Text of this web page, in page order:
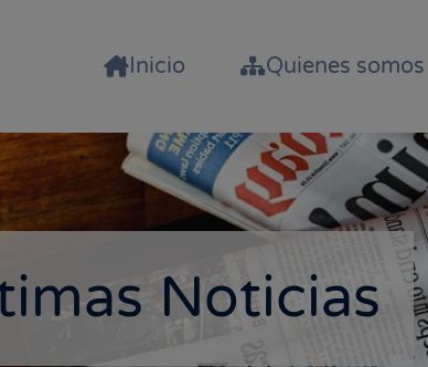
Inicio Quienes somos
Noticias